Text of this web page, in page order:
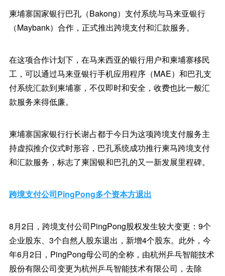
柬埔寨国家银行巴孔（Bakong）支付系统与马来亚银行
（Maybank）合作，正式推出跨境支付和汇款服务。
在这项合作计划下，在马来西亚的银行用户和柬埔寨移民
工，可以通过马来亚银行手机应用程序（MAE）和巴孔支
付系统汇款到柬埔寨，不仅即时和安全，收费也比一般汇
款服务来得低廉。
柬埔寨国家银行行长谢占都于今日为这项跨境支付服务主
持虚拟推介仪式时形容，巴孔系统成功推行柬马跨境支付
和汇款服务，标志了柬国银和巴孔的又一新发展里程碑。
跨境支付公司PingPong多个资本方退出
8月2日，跨境支付公司PingPong股权发生较大变更：9个
企业股东、3个自然人股东退出，新增4个股东。此外，今
年6月2日，PingPong母公司的全称，由杭州乒乓智能技术
股份有限公司变更为杭州乒乓智能技术有限公司，去除